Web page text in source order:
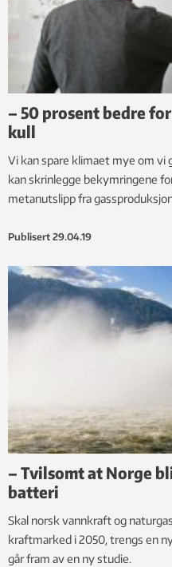
– 50 prosent bedre
kull
Vi kan spare klimaet mye om vi
kan skrinlegge bekymringene
metanutslipp fra
Publisert 29.04.19
– Tvilsomt at Norge
batteri
Skal norsk vannkraft og
kraftmarked i 2050, trengs en
går fram av en ny studie.